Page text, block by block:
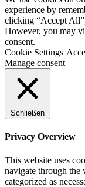
experience by
clicking “Accept
However, you may
consent.
Cookie Settings
Manage consent
Schließen
Privacy Overview
This website uses
navigate through the
categorized as